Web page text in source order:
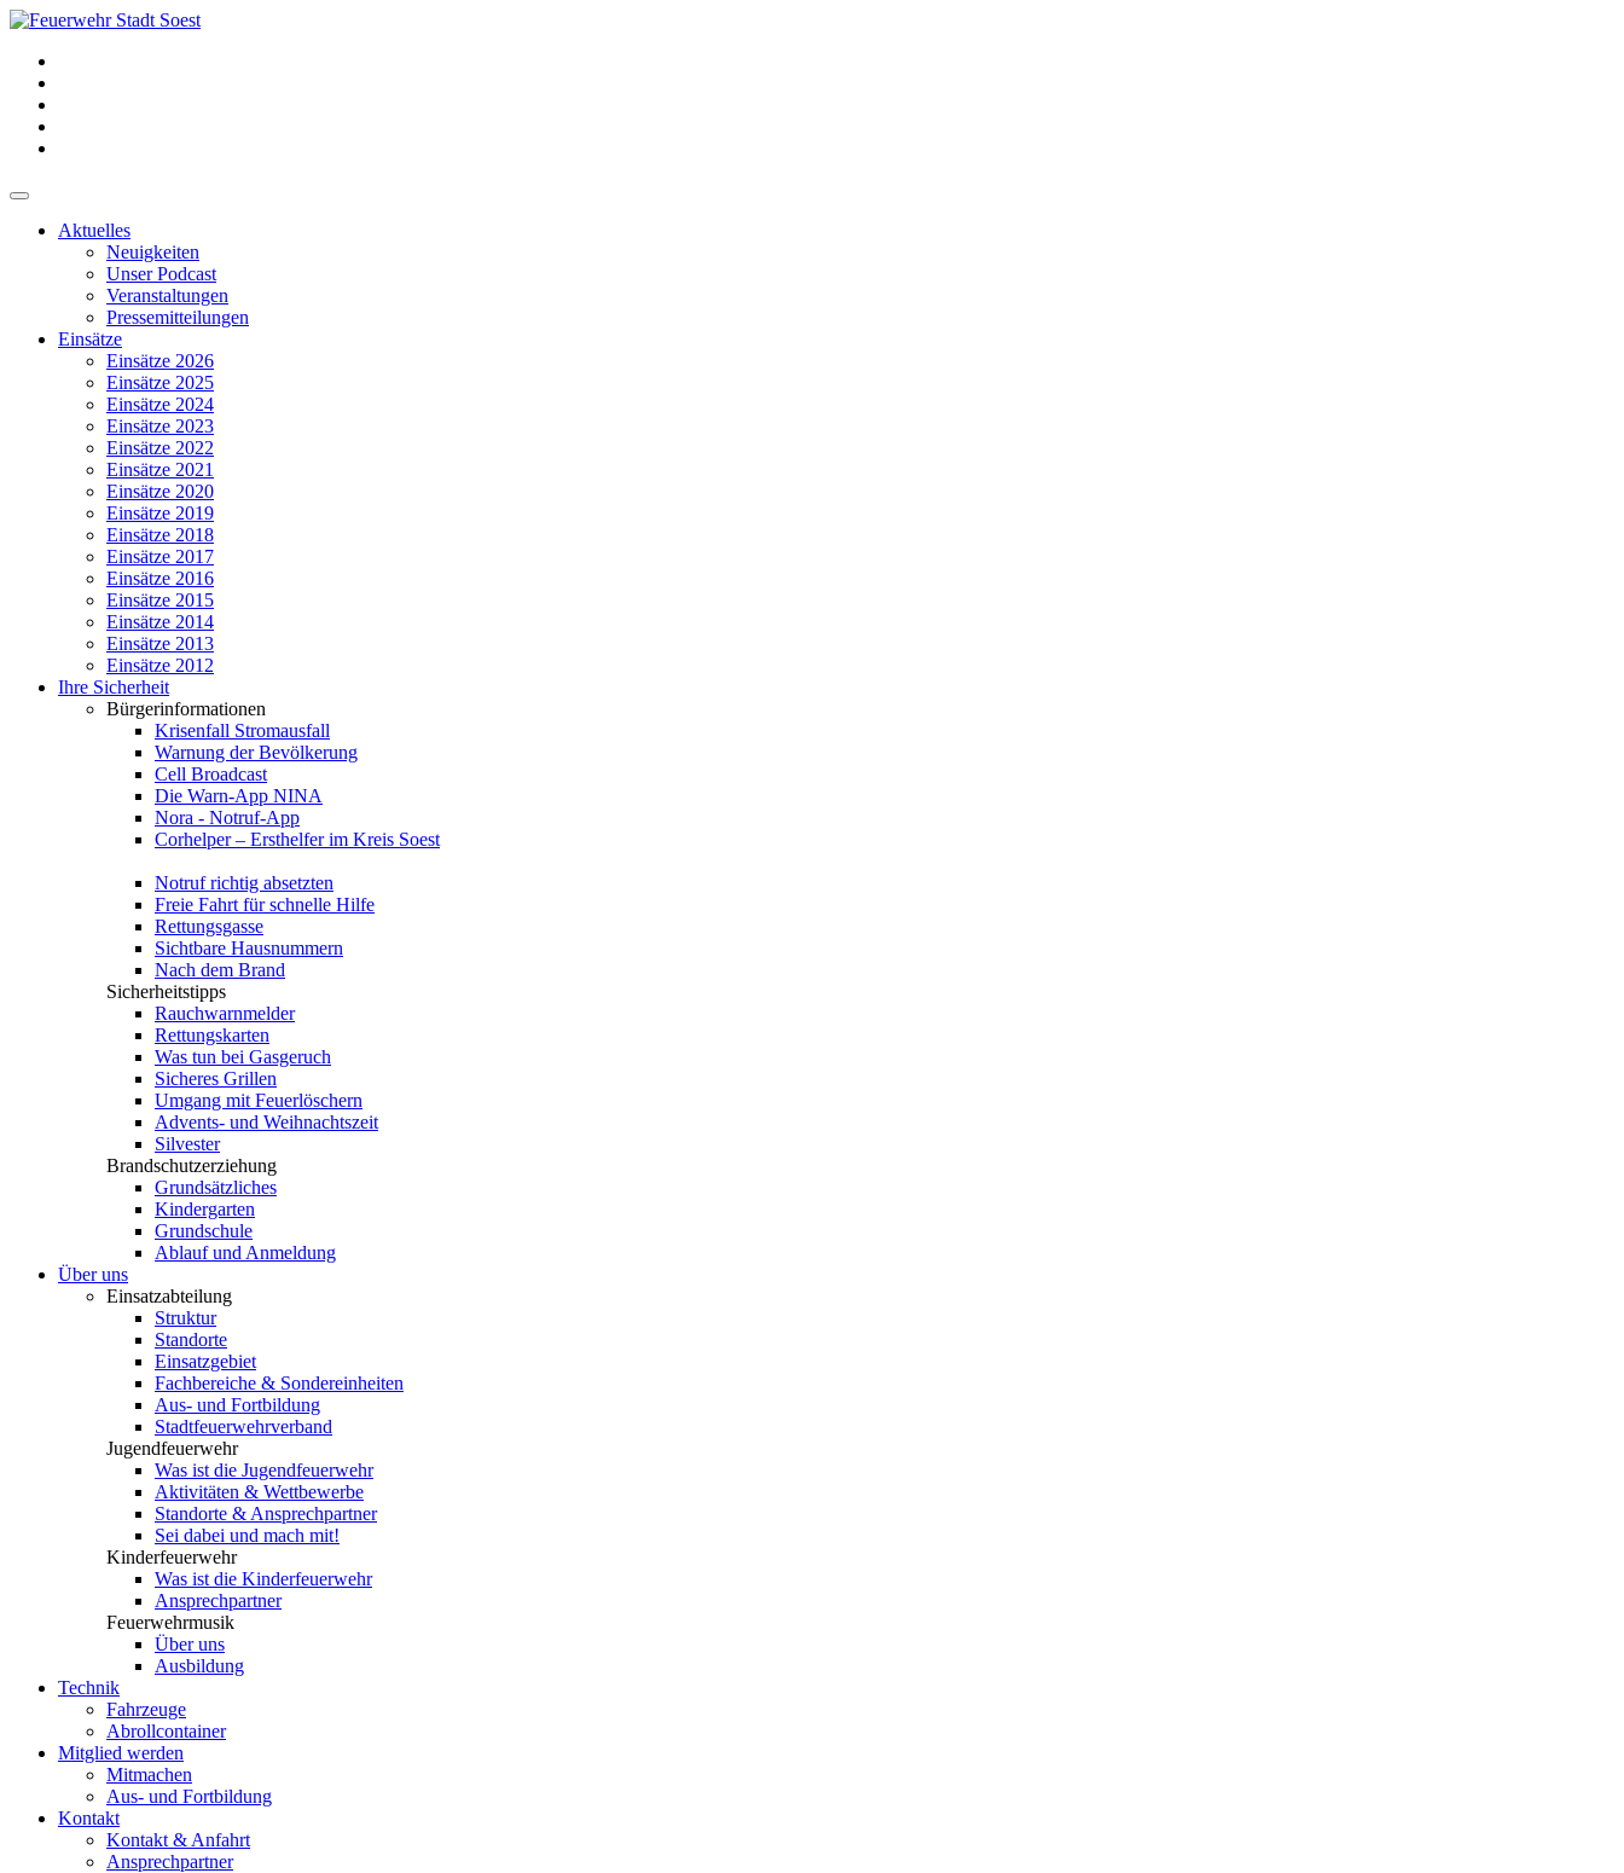
Aktuelles
Neuigkeiten
Unser Podcast
Veranstaltungen
Pressemitteilungen
Einsätze
Einsätze 2026
Einsätze 2025
Einsätze 2024
Einsätze 2023
Einsätze 2022
Einsätze 2021
Einsätze 2020
Einsätze 2019
Einsätze 2018
Einsätze 2017
Einsätze 2016
Einsätze 2015
Einsätze 2014
Einsätze 2013
Einsätze 2012
Ihre Sicherheit
Bürgerinformationen
Krisenfall Stromausfall
Warnung der Bevölkerung
Cell Broadcast
Die Warn-App NINA
Nora - Notruf-App
Corhelper – Ersthelfer im Kreis Soest
Notruf richtig absetzten
Freie Fahrt für schnelle Hilfe
Rettungsgasse
Sichtbare Hausnummern
Nach dem Brand
Sicherheitstipps
Rauchwarnmelder
Rettungskarten
Was tun bei Gasgeruch
Sicheres Grillen
Umgang mit Feuerlöschern
Advents- und Weihnachtszeit
Silvester
Brandschutzerziehung
Grundsätzliches
Kindergarten
Grundschule
Ablauf und Anmeldung
Über uns
Einsatzabteilung
Struktur
Standorte
Einsatzgebiet
Fachbereiche & Sondereinheiten
Aus- und Fortbildung
Stadtfeuerwehrverband
Jugendfeuerwehr
Was ist die Jugendfeuerwehr
Aktivitäten & Wettbewerbe
Standorte & Ansprechpartner
Sei dabei und mach mit!
Kinderfeuerwehr
Was ist die Kinderfeuerwehr
Ansprechpartner
Feuerwehrmusik
Über uns
Ausbildung
Technik
Fahrzeuge
Abrollcontainer
Mitglied werden
Mitmachen
Aus- und Fortbildung
Kontakt
Kontakt & Anfahrt
Ansprechpartner